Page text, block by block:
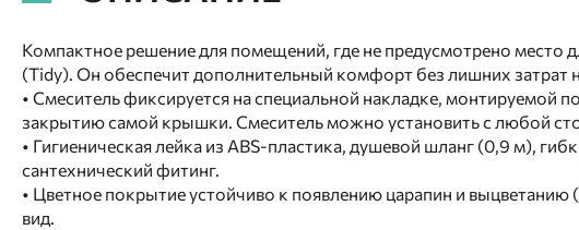
Компактное решение для помещений, где не предусмотрено место
(Tidy). Он обеспечит дополнительный комфорт без лишних затрат
• Смеситель фиксируется на специальной накладке, монтируемой
закрытию самой крышки. Смеситель можно установить с любой
• Гигиеническая лейка из ABS-пластика, душевой шланг (0,9 м),
сантехнический фитинг.
• Цветное покрытие устойчиво к появлению царапин и
вид.